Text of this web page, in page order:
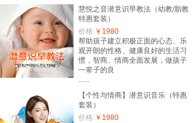
慧悦之音潜意识早教法（幼教/胎教
特惠套装）
价格: ￥1980
帮助孩子建立积极正面的心态、乐
观开朗的性格、健康良好的生活习
惯，智商、情商全面发展，做孩子
一辈子的良
......
【个性与情商】潜意识音乐（特惠
套装）
价格: ￥1980